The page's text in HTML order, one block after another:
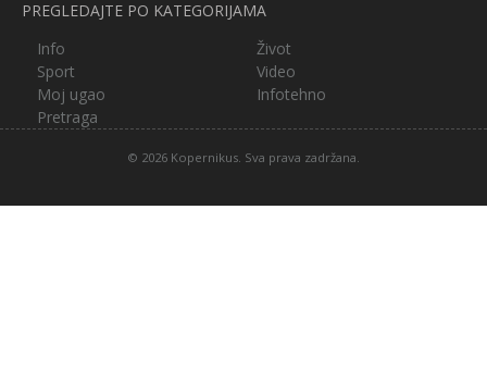
PREGLEDAJTE PO KATEGORIJAMA
Info
Život
Sport
Video
Moj ugao
Infotehno
Pretraga
© 2026 Kopernikus. Sva prava zadržana.